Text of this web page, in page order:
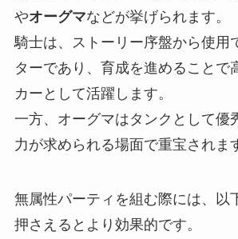
やオーグマなどが挙げられます。
騎士は、ストーリー序盤から使用
ターであり、育成を進めることで
カーとして活躍します。
一方、オーグマはタンクとして優
力が求められる場面で重宝されま
無属性パーティを組む際には、以
押さえるとより効果的です。